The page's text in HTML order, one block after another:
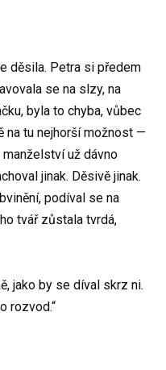
děsila. Petra si předem
se na slzy, na
byla to chyba, vůbec
na tu nejhorší možnost —
už dávno
jinak. Děsivě jinak.
podíval se na
tvář zůstala tvrdá,
jako by se díval skrz ni.
rozvod.“